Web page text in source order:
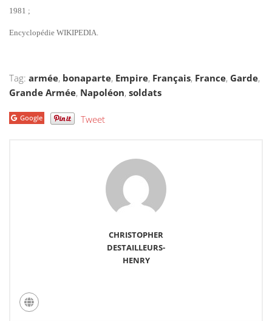
1981 ;
Encyclopédie WIKIPEDIA.
Tag: armée, bonaparte, Empire, Français, France, Garde,
Grande Armée, Napoléon, soldats
Google Tweet
CHRISTOPHER
DESTAILLEURS-
HENRY